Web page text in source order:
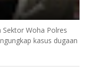
Sektor Woha Polres
kasus dugaan